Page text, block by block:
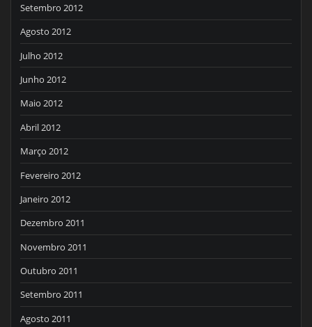
Setembro 2012
Agosto 2012
Julho 2012
Junho 2012
Maio 2012
Abril 2012
Março 2012
Fevereiro 2012
Janeiro 2012
Dezembro 2011
Novembro 2011
Outubro 2011
Setembro 2011
Agosto 2011